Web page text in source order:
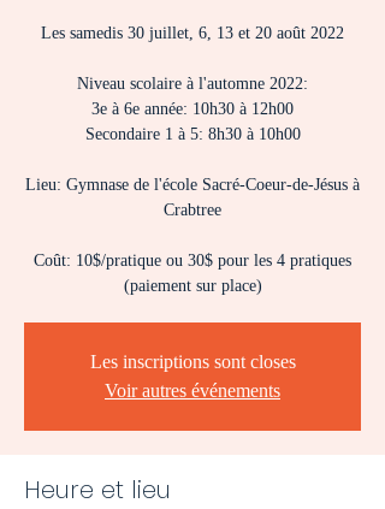
Les samedis 30 juillet, 6, 13 et 20 août 2022
Niveau scolaire à l'automne 2022:
3e à 6e année: 10h30 à 12h00
Secondaire 1 à 5: 8h30 à 10h00
Lieu: Gymnase de l'école Sacré-Coeur-de-Jésus à
Crabtree
Coût: 10$/pratique ou 30$ pour les 4 pratiques
(paiement sur place)
Les inscriptions sont closes
Voir autres événements
Heure et lieu